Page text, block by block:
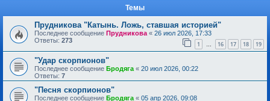
Темы
Прудникова "Катынь. Ложь, ставшая историей"
Последнее сообщение Прудникова « 26 июл 2026, 17:33
Ответы: 273 1 … 16 17 18 19
"Удар скорпионов"
Последнее сообщение Бродяга « 20 июл 2026, 00:22
Ответы: 7
"Песня скорпионов"
Последнее сообщение Бродяга « 05 апр 2026, 09:08